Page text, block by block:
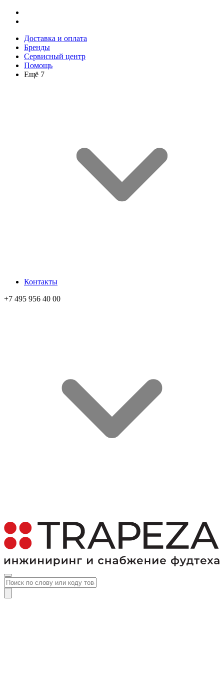
Доставка и оплата
Бренды
Сервисный центр
Помощь
Ещё 7
Контакты
+7 495 956 40 00